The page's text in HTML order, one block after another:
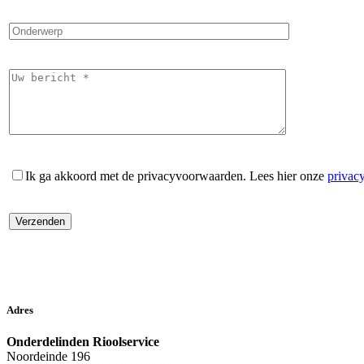
Ik ga akkoord met de privacyvoorwaarden. Lees hier onze
Adres
Onderdelinden Rioolservice
Noordeinde 196